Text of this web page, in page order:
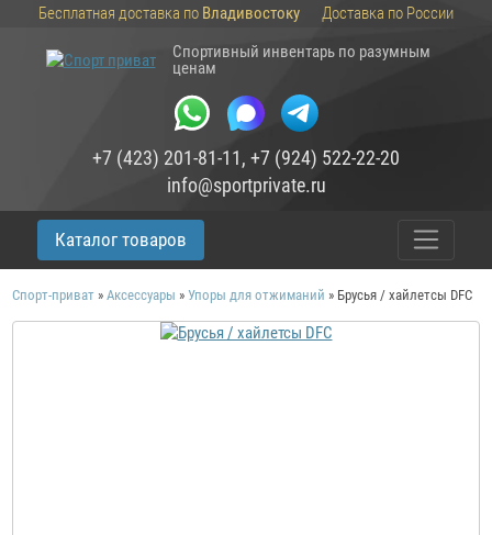
Бесплатная доставка по Владивостоку
Доставка по России
Спортивный инвентарь по разумным
ценам
+7 (423) 201-81-11, +7 (924) 522-22-20
info@sportprivate.ru
Каталог товаров
Спорт-приват »Аксессуары »Упоры для отжиманий » Брусья / хайлетсы DFC